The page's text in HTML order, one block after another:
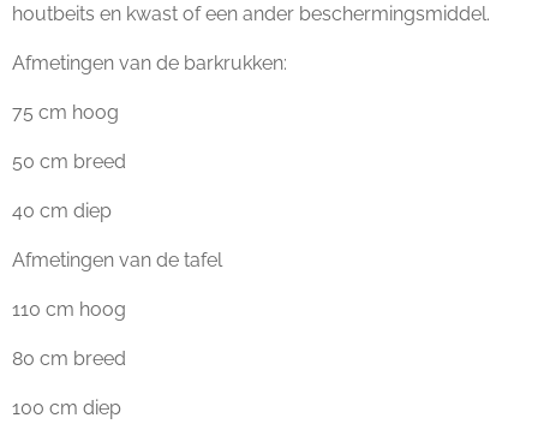
houtbeits en kwast of een ander beschermingsmiddel.
Afmetingen van de barkrukken:
75 cm hoog
50 cm breed
40 cm diep
Afmetingen van de tafel
110 cm hoog
80 cm breed
100 cm diep